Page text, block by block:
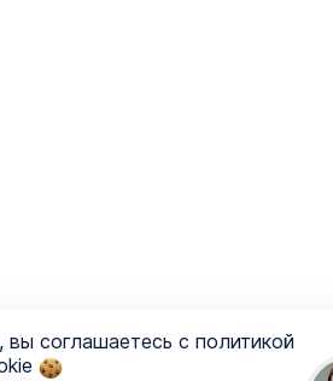
вы соглашаетесь с политикой